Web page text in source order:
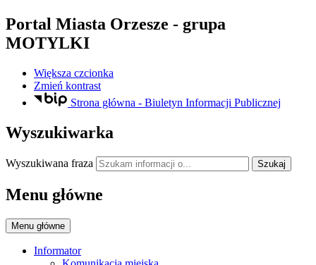
Portal Miasta Orzesze - grupa
MOTYLKI
Większa czcionka
Zmień kontrast
Strona główna - Biuletyn Informacji Publicznej
Wyszukiwarka
Wyszukiwana fraza Szukaj
Menu główne
Menu główne
Informator